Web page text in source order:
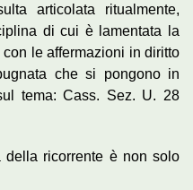
articolata ritualmente,
di cui è lamentata la
le affermazioni in diritto
che si pongono in
tema: Cass. Sez. U. 28
ricorrente è non solo